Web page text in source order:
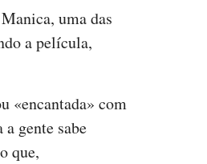
uma das
a película,
«encantada» com
gente sabe
que,